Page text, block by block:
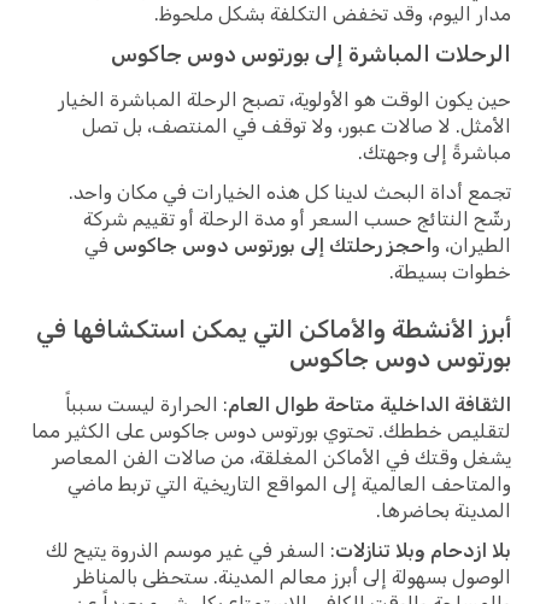
مدار اليوم، وقد تخفض التكلفة بشكل ملحوظ.
الرحلات المباشرة إلى بورتوس دوس جاكوس
حين يكون الوقت هو الأولوية، تصبح الرحلة المباشرة الخيار
الأمثل. لا صالات عبور، ولا توقف في المنتصف، بل تصل
مباشرةً إلى وجهتك.
تجمع أداة البحث لدينا كل هذه الخيارات في مكان واحد.
رشّح النتائج حسب السعر أو مدة الرحلة أو تقييم شركة
الطيران، واحجز رحلتك إلى بورتوس دوس جاكوس في
خطوات بسيطة.
أبرز الأنشطة والأماكن التي يمكن استكشافها في
بورتوس دوس جاكوس
الثقافة الداخلية متاحة طوال العام: الحرارة ليست سبباً
لتقليص خططك. تحتوي بورتوس دوس جاكوس على الكثير مما
يشغل وقتك في الأماكن المغلقة، من صالات الفن المعاصر
والمتاحف العالمية إلى المواقع التاريخية التي تربط ماضي
المدينة بحاضرها.
بلا ازدحام وبلا تنازلات: السفر في غير موسم الذروة يتيح لك
الوصول بسهولة إلى أبرز معالم المدينة. ستحظى بالمناظر